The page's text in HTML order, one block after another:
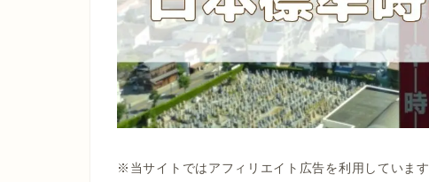
※当サイトではアフィリエイト広告を利用しています